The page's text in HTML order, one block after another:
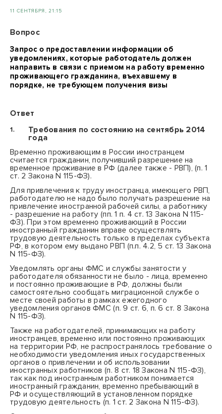
11 СЕНТЯБРЯ, 21:15
Вопрос
Запрос о предоставлении информации об
уведомлениях, которые работодатель должен
направить в связи с приемом на работу временно
проживающего гражданина, въехавшему в
порядке, не требующем получения визы
Ответ
Требования по состоянию на сентябрь 2014
года
Временно проживающим в России иностранцем
считается гражданин, получивший разрешение на
временное проживание в РФ (далее также - РВП), (п. 1
ст. 2 Закона N 115-ФЗ).
Для привлечения к труду иностранца, имеющего РВП,
работодателю не надо было получать разрешение на
привлечение иностранной рабочей силы, а работнику
- разрешение на работу (пп. 1 п. 4 ст. 13 Закона N 115-
ФЗ). При этом временно проживающий в России
иностранный гражданин вправе осуществлять
трудовую деятельность только в пределах субъекта
РФ, в котором ему выдано РВП (п.п. 4.2, 5 ст. 13 Закона
N 115-ФЗ).
Уведомлять органы ФМС и службы занятости у
работодателя обязанности не было - лица, временно
и постоянно проживающие в РФ, должны были
самостоятельно сообщать миграционной службе о
месте своей работы в рамках ежегодного
уведомления органов ФМС (п. 9 ст. 6, п. 6 ст. 8 Закона
N 115-ФЗ).
Также на работодателей, принимающих на работу
иностранцев, временно или постоянно проживающих
на территории РФ, не распространялось требование о
необходимости уведомления иных государственных
органов о привлечении и об использовании
иностранных работников (п. 8 ст. 18 Закона N 115-ФЗ),
так как под иностранным работником понимается
иностранный гражданин, временно пребывающий в
РФ и осуществляющий в установленном порядке
трудовую деятельность (п. 1 ст. 2 Закона N 115-ФЗ).